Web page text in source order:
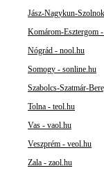
Jász-Nagykun-
Komárom-Esztergom
Nógrád - nool.hu
Somogy - sonline.hu
Szabolcs-Szatmár-
Tolna - teol.hu
Vas - vaol.hu
Veszprém - veol.hu
Zala - zaol.hu